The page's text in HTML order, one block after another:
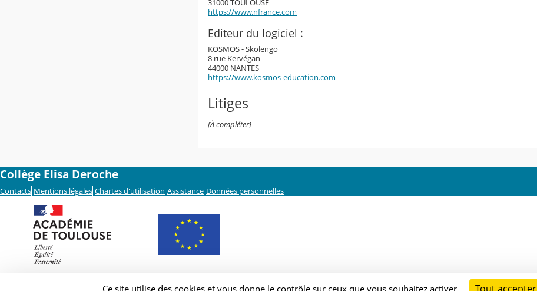
https://www.nfrance.com
Editeur du logiciel :
KOSMOS - Skolengo
8 rue Kervégan
44000 NANTES
https://www.kosmos-education.com
Litiges
[À compléter]
Collège Elisa Deroche
Contacts Mentions légales Chartes d'utilisation Assistance Données personnelles
Ce site utilise des cookies et vous donne le contrôle sur ceux que vous souhaitez activer